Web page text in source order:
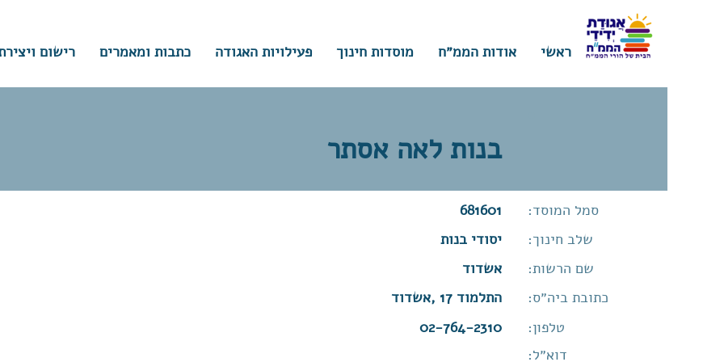
ראשי אודות הממ״ח מוסדות חינוך פעילויות האגודה כתבות ומאמרים רישום
בנות לאה אסתר
סמל המוסד:
681601
יסודי בנות
אשדוד
התלמוד 17 ,אשדוד
02-764-2310
שלב חינוך:
שם הרשות:
כתובת ביה״ס:
טלפון:
דוא״ל: